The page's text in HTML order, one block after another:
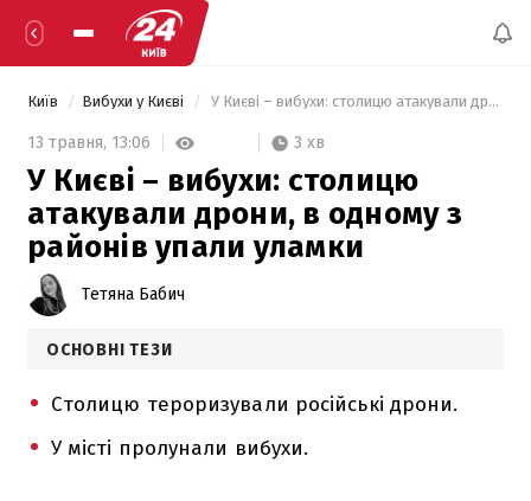
Київ Вибухи у Києві У Києві – вибухи: столицю атакували дрони, в одному з районів упали уламки
13 травня, 13:06 3 хв
У Києві – вибухи: столицю
атакували дрони, в одному з
районів упали уламки
Тетяна Бабич
ОСНОВНІ ТЕЗИ
Столицю тероризували російські дрони.
У місті пролунали вибухи.